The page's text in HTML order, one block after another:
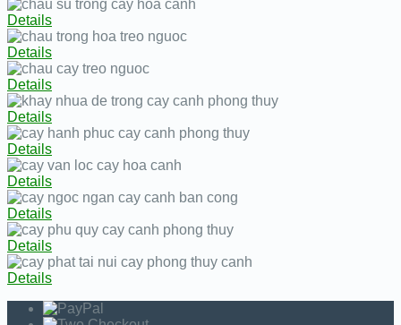
Details
Details
Details
Details
Details
Details
Details
Details
Details